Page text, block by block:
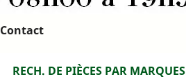
Contact
RECH. DE PIÈCES PAR MARQUES